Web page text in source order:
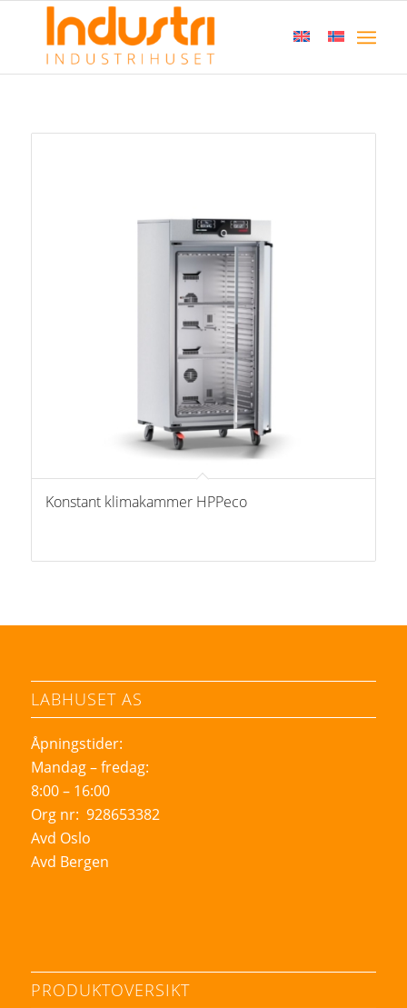
Konstant klimakammer HPPeco
LABHUSET AS
Åpningstider:
Mandag – fredag:
8:00 – 16:00
Org nr: 928653382
Avd Oslo
Avd Bergen
PRODUKTOVERSIKT